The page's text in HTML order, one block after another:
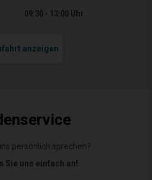
09:30 - 13:00 Uhr
anzeigen
persönlich sprechen?
Sie uns einfach an!